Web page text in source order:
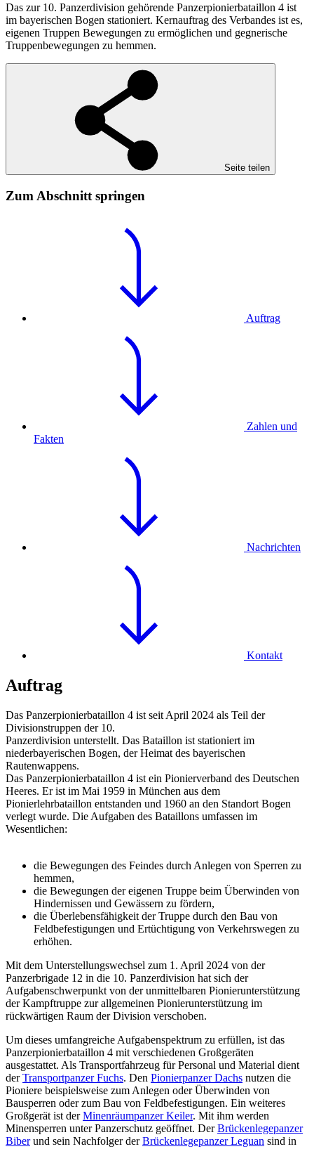
Das zur 10. Panzerdivision gehörende Panzerpionierbataillon 4 ist
im bayerischen Bogen stationiert. Kernauftrag des Verbandes ist es,
eigenen Truppen Bewegungen zu ermöglichen und gegnerische
Truppenbewegungen zu hemmen.
Seite teilen
Zum Abschnitt springen
Auftrag
Zahlen und
Fakten
Nachrichten
Kontakt
Auftrag
Das Panzerpionierbataillon 4 ist seit April 2024 als Teil der
Divisionstruppen der 10.
Panzerdivision unterstellt. Das Bataillon ist stationiert im
niederbayerischen Bogen, der Heimat des bayerischen
Rautenwappens.
Das Panzerpionierbataillon 4 ist ein Pionierverband des Deutschen
Heeres. Er ist im Mai 1959 in München aus dem
Pionierlehrbataillon entstanden und 1960 an den Standort Bogen
verlegt wurde. Die Aufgaben des Bataillons umfassen im
Wesentlichen:
die Bewegungen des Feindes durch Anlegen von Sperren zu
hemmen,
die Bewegungen der eigenen Truppe beim Überwinden von
Hindernissen und Gewässern zu fördern,
die Überlebensfähigkeit der Truppe durch den Bau von
Feldbefestigungen und Ertüchtigung von Verkehrswegen zu
erhöhen.
Mit dem Unterstellungswechsel zum 1. April 2024 von der
Panzerbrigade 12 in die 10. Panzerdivision hat sich der
Aufgabenschwerpunkt von der unmittelbaren Pionierunterstützung
der Kampftruppe zur allgemeinen Pionierunterstützung im
rückwärtigen Raum der Division verschoben.
Um dieses umfangreiche Aufgabenspektrum zu erfüllen, ist das
Panzerpionierbataillon 4 mit verschiedenen Großgeräten
ausgestattet. Als Transportfahrzeug für Personal und Material dient
derTransportpanzer Fuchs. Den Pionierpanzer Dachs nutzen die
Pioniere beispielsweise zum Anlegen oder Überwinden von
Bausperren oder zum Bau von Feldbefestigungen. Ein weiteres
Großgerät ist derMinenräumpanzer Keiler. Mit ihm werden
Minensperren unter Panzerschutz geöffnet. DerBrückenlegepanzer
Biberund sein Nachfolger derBrückenlegepanzer Leguan sind in